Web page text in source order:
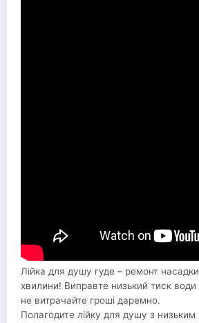
Лійка для душу гуде – ремонт
хвилини! Виправте низький тиск води
не витрачайте гроші даремно.
Полагодите лійку для душу з